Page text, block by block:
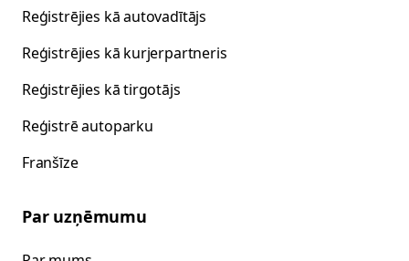
Reģistrējies kā autovadītājs
Reģistrējies kā kurjerpartneris
Reģistrējies kā tirgotājs
Reģistrē autoparku
Franšīze
Par uzņēmumu